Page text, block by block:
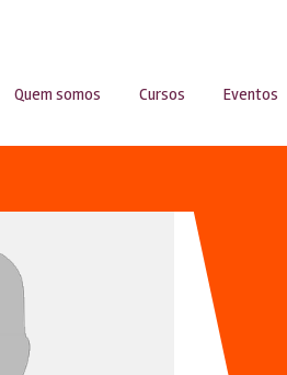
Quem somos Cursos Eventos